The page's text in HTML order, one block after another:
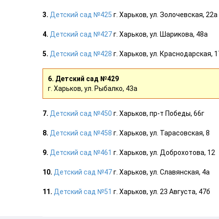
3. Детский сад №425 г. Харьков, ул. Золочевская, 22а
4. Детский сад №427г. Харьков, ул. Шарикова, 48а
5. Детский сад №428 г. Харьков, ул. Краснодарская,
6. Детский сад №429
г. Харьков, ул. Рыбалко, 43а
7. Детский сад №450 г. Харьков, пр-т Победы, 66г
8. Детский сад №458 г. Харьков, ул. Тарасовская, 8
9. Детский сад №461 г. Харьков, ул. Доброхотова, 12
10. Детский сад №47г. Харьков, ул. Славянская, 4а
11. Детский сад №51 г. Харьков, ул. 23 Августа, 47б